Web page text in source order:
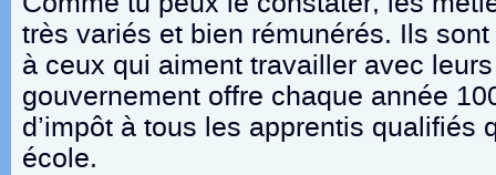
très variés et bien rémunérés. Ils
à ceux qui aiment travailler avec
gouvernement offre chaque année
d’impôt à tous les apprentis qualifiés
école.